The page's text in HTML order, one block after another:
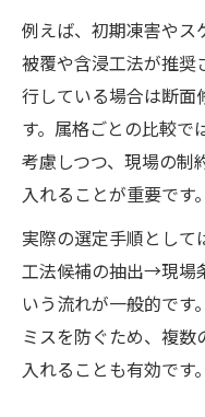
例えば、初期凍害やス
被覆や含浸工法が推奨
行している場合は断面
す。属格ごとの比較で
考慮しつつ、現場の制
入れることが重要です。
実際の選定手順とし
工法候補の抽出→現場
いう流れが一般的です
ミスを防ぐため、複数
入れることも有効です。